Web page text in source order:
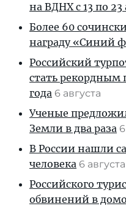
на ВДНХ с 13 по 23
Более 60
награду «Синий
Российский
стать рекордным
года 6 августа
Ученые
Земли в два раза
В России нашли
человека 6 августа
Российского
обвинений в